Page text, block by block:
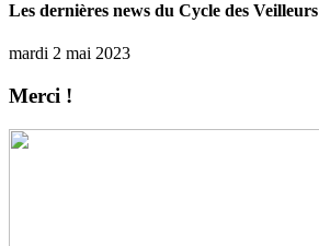
Les dernières news du Cycle des Veilleurs
mardi 2 mai 2023
Merci !